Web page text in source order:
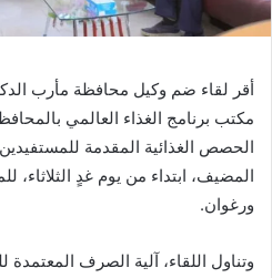
أقر لقاء ضم وكيل محافظة مأرب
مكتب برنامج الغذاء العالمي
الحصص الغذائية المقدمة
المضيف، ابتداء من يوم غدٍ الثلاثاء،
ورغوان.
وتناول اللقاء، آلية الصرف المعتمدة